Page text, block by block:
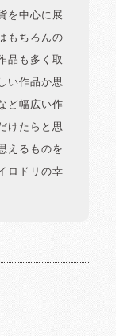
を中心に展
もちろんの
品も多く取
い作品か思
ど幅広い作
けたらと思
えるものを
ロドリの幸